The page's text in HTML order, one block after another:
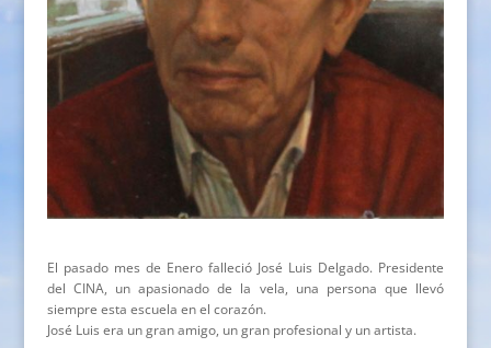
El pasado mes de Enero falleció José Luis Delgado. Presidente
del CINA, un apasionado de la vela, una persona que llevó
siempre esta escuela en el corazón.
José Luis era un gran amigo, un gran profesional y un artista.